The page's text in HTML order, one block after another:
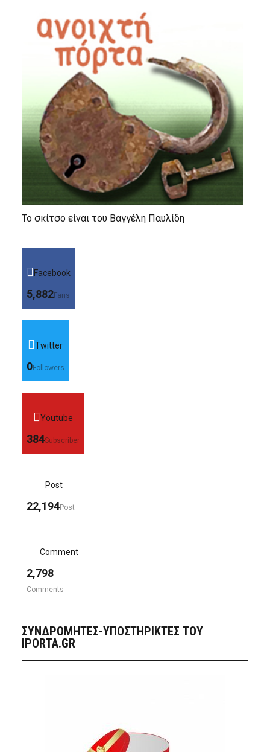
Το σκίτσο είναι του Βαγγέλη Παυλίδη
Facebook
5,882Fans
Twitter
0Followers
Youtube
384Subscriber
Post
22,194Post
Comment
2,798
Comments
ΣΥΝΔΡΟΜΗΤΈΣ-ΥΠΟΣΤΗΡΙΚΤΈΣ ΤΟΥ
IPORTA.GR